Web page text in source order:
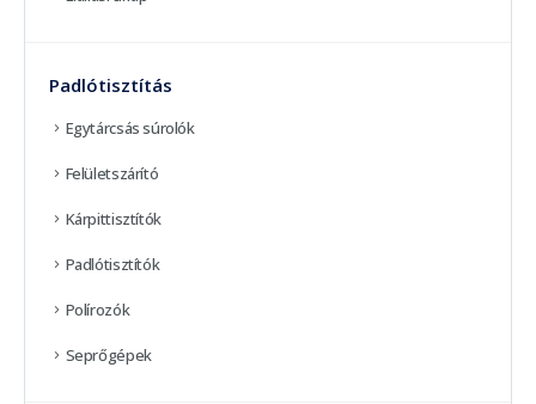
Padlótisztítás
Egytárcsás súrolók
Felületszárító
Kárpittisztítók
Padlótisztítók
Polírozók
Seprőgépek